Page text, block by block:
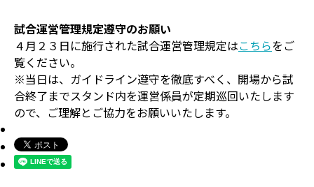
試合運営管理規定遵守のお願い
４月２３日に施行された試合運営管理規定はこちらをご
覧ください。
※当日は、ガイドライン遵守を徹底すべく、開場から試
合終了までスタンド内を運営係員が定期巡回いたします
ので、ご理解とご協力をお願いいたします。